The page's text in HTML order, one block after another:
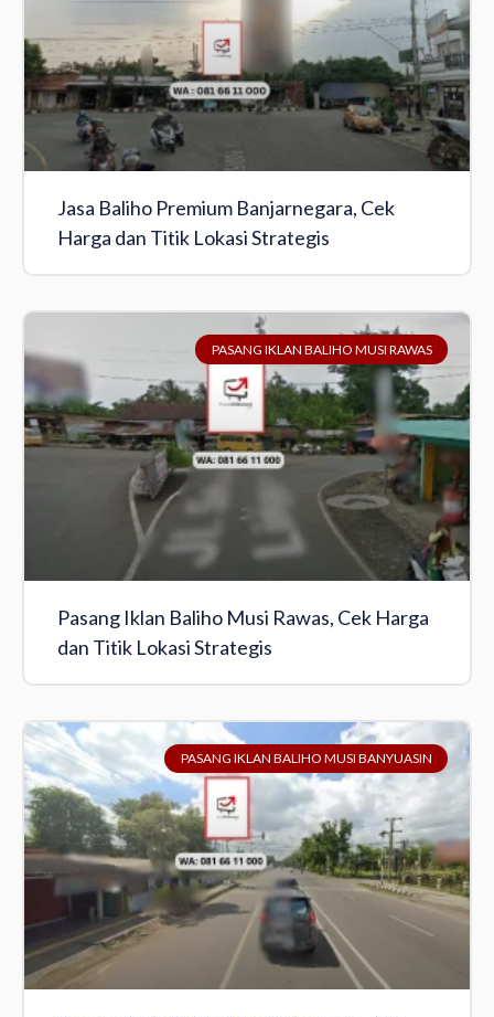
Jasa Baliho Premium Banjarnegara, Cek
Harga dan Titik Lokasi Strategis
PASANG IKLAN BALIHO MUSI RAWAS
Pasang Iklan Baliho Musi Rawas, Cek Harga
dan Titik Lokasi Strategis
PASANG IKLAN BALIHO MUSI BANYUASIN